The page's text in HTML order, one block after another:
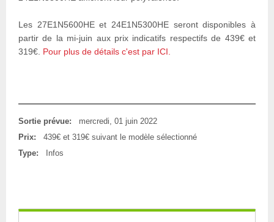
Les 27E1N5600HE et 24E1N5300HE seront disponibles à
partir de la mi-juin aux prix indicatifs respectifs de 439€ et
319€. Pour plus de détails c'est par ICI.
Sortie prévue:
mercredi, 01 juin 2022
Prix:
439€ et 319€ suivant le modèle sélectionné
Type:
Infos